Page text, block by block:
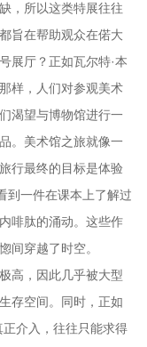
，所以这类特展往往
旨在帮助观众在偌大
展厅？正如瓦尔特·本
样，人们对参观美术
渴望与博物馆进行一
。美术馆之旅就像一
行最终的目标是体验
到一件在课本上了解过
啡肽的涌动。这些作
间穿越了时空。
高，因此几乎被大型
存空间。同时，正如
介入，往往只能求得